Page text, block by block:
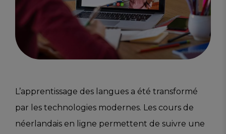
L’apprentissage des langues a été transformé
par les technologies modernes. Les cours de
néerlandais en ligne permettent de suivre une